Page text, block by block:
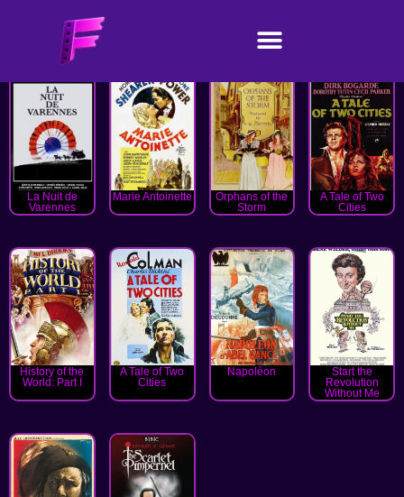
La Nuit de
Varennes
Marie Antoinette
Orphans of the
Storm
A Tale of Two
Cities
History of the
World: Part I
A Tale of Two
Cities
Napoléon
Start the
Revolution
Without Me